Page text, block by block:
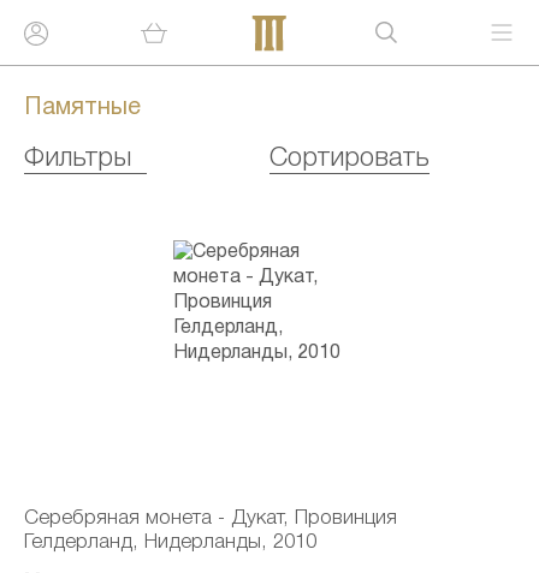
Памятные
Фильтры Сортировать
Серебряная монета - Дукат, Провинция
Гелдерланд, Нидерланды, 2010